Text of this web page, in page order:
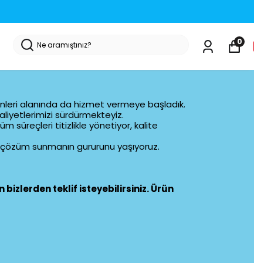
0
alanında da hizmet vermeye başladık.
sürdürmekteyiz.
süreçleri titizlikle yönetiyor, kalite
sunmanın gururunu yaşıyoruz.
bizlerden teklif isteyebilirsiniz. Ürün